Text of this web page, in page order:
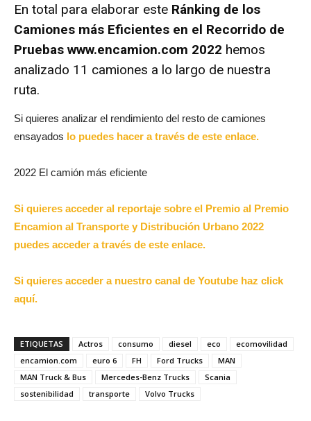
En total para elaborar este Ránking de los
Camiones más Eficientes en el Recorrido de
Pruebas www.encamion.com 2022 hemos
analizado 11 camiones a lo largo de nuestra
ruta.
Si quieres analizar el rendimiento del resto de camiones
ensayados lo puedes hacer a través de este enlace.
2022 El camión más eficiente
Si quieres acceder al reportaje sobre el Premio al Premio
Encamion al Transporte y Distribución Urbano 2022
puedes acceder a través de este enlace.
Si quieres acceder a nuestro canal de Youtube haz click
aquí.
ETIQUETAS Actros consumo diesel eco
ecomovilidad
encamion.com
euro 6 FH Ford Trucks
MAN
MAN Truck & Bus
Mercedes-Benz Trucks
Scania
sostenibilidad
transporte Volvo Trucks